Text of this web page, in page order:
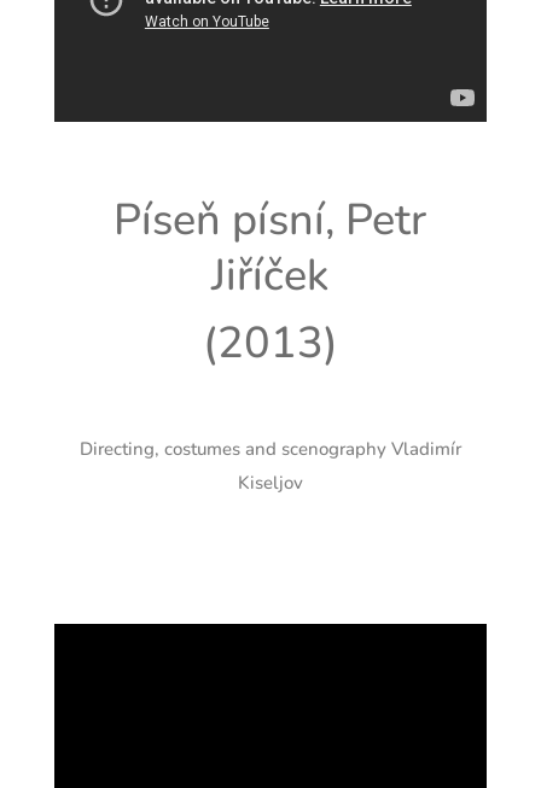
Píseň písní, Petr
Jiříček
(2013)
Directing, costumes and scenography Vladimír
Kiseljov